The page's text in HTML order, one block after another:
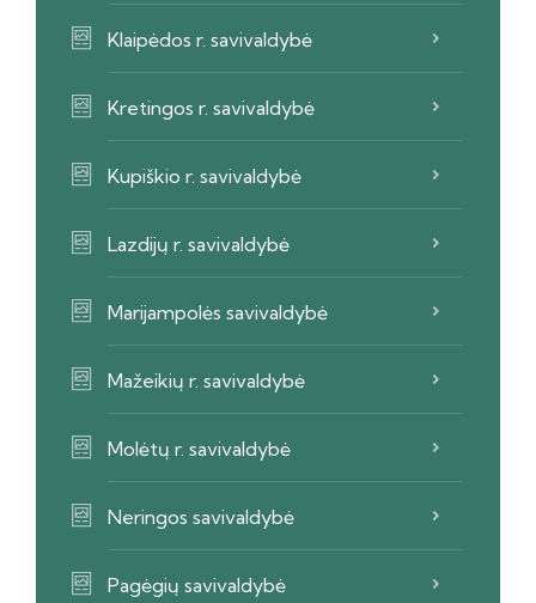
Klaipėdos r. savivaldybė
Kretingos r. savivaldybė
Kupiškio r. savivaldybė
Lazdijų r. savivaldybė
Marijampolės savivaldybė
Mažeikių r. savivaldybė
Molėtų r. savivaldybė
Neringos savivaldybė
Pagėgių savivaldybė